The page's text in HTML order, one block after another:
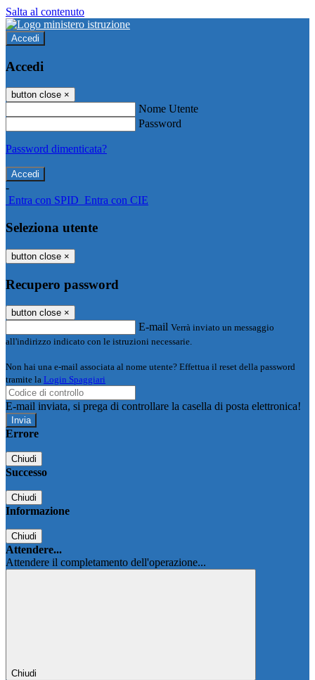
Salta al contenuto
Accedi
Accedi
button close ×
Nome Utente
Password
Password dimenticata?
-
Entra con SPID Entra con CIE
Seleziona utente
button close ×
Recupero password
button close ×
E-mail Verrà inviato un messaggio
all'indirizzo indicato con le istruzioni necessarie.
Non hai una e-mail associata al nome utente? Effettua il reset della password
tramite la Login Spaggiari
E-mail inviata, si prega di controllare la casella di posta elettronica!
Errore
Chiudi
Successo
Chiudi
Informazione
Chiudi
Attendere...
Attendere il completamento dell'operazione...
Chiudi